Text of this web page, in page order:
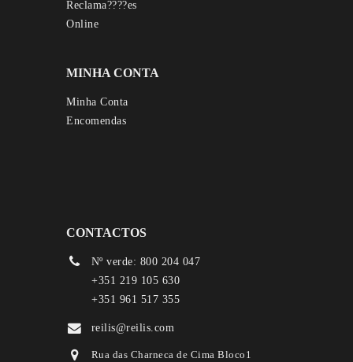
MINHA CONTA
Minha Conta
Encomendas
CONTACTOS
Nº verde: 800 204 047
+351 219 105 630
+351 961 517 355
reilis@reilis.com
Rua das Charneca de Cima Bloco1